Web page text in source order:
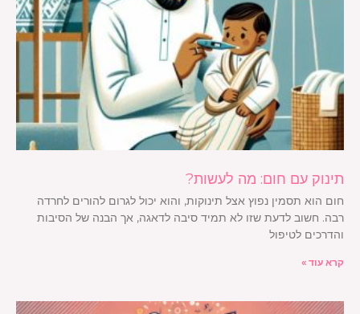
תינוק עם חום: מה לעשות?
חום הוא תסמין נפוץ אצל תינוקות, והוא יכול לגרום להורים לחרדה
רבה. חשוב לדעת שזו לא תמיד סיבה לדאגה, אך הבנה של הסיבות
והדרכים לטיפול
קרא עוד »